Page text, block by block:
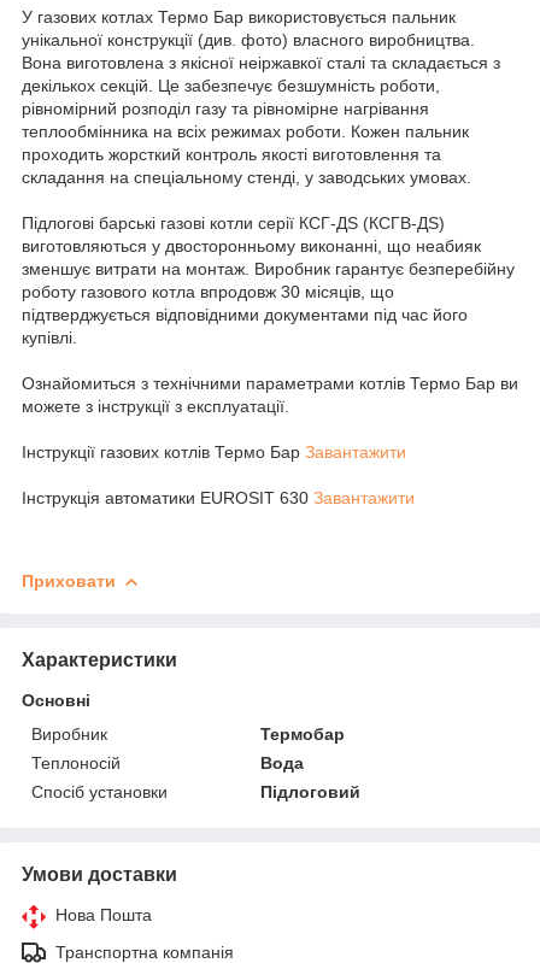
У газових котлах Термо Бар використовується пальник
унікальної конструкції (див. фото) власного виробництва.
Вона виготовлена з якісної неіржавкої сталі та складається з
декількох секцій. Це забезпечує безшумність роботи,
рівномірний розподіл газу та рівномірне нагрівання
теплообмінника на всіх режимах роботи. Кожен пальник
проходить жорсткий контроль якості виготовлення та
складання на спеціальному стенді, у заводських умовах.
Підлогові барські газові котли серії КСГ-ДS (КСГВ-ДS)
виготовляються у двосторонньому виконанні, що неабияк
зменшує витрати на монтаж. Виробник гарантує безперебійну
роботу газового котла впродовж 30 місяців, що
підтверджується відповідними документами під час його
купівлі.
Ознайомиться з технічними параметрами котлів Термо Бар ви
можете з інструкції з експлуатації.
Інструкції газових котлів Термо Бар Завантажити
Інструкція автоматики EUROSIT 630 Завантажити
Приховати
Характеристики
Основні
Виробник
Термобар
Теплоносій
Вода
Спосіб установки
Підлоговий
Умови доставки
Нова Пошта
Транспортна компанія